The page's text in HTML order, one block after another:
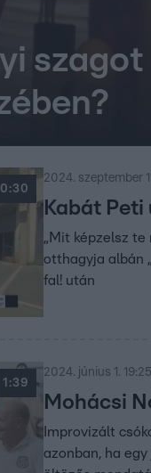
0:30
2024. szeptember
Kabát
„Mit képzelsz
otthagyja albán
fal! után
1:39
2024. június 1. 19:25
Mohácsi
Improvizált
azonban, ha